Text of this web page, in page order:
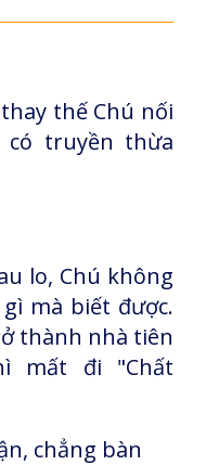
thế Chú nối
có truyền thừa
lo, Chú không
mà biết được.
thành nhà tiên
mất đi "Chất
chẳng bàn